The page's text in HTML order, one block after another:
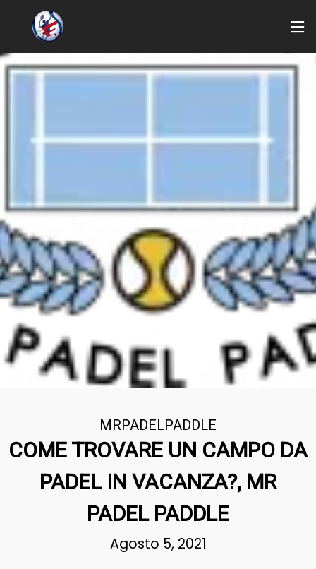
MRPADELPADDLE
COME TROVARE UN CAMPO DA
PADEL IN VACANZA?, MR
PADEL PADDLE
Agosto 5, 2021